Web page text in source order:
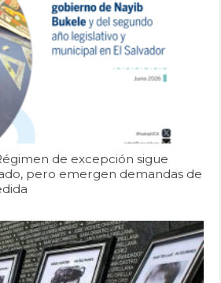
de excepción sigue
pero emergen demandas de